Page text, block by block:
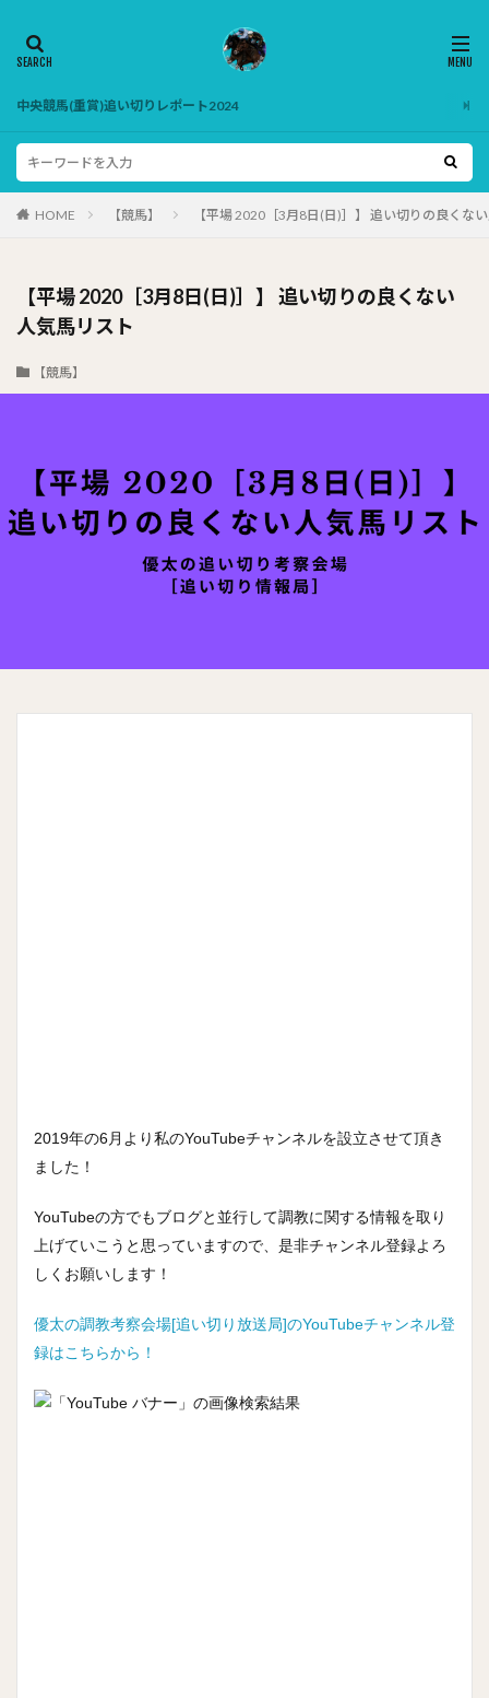
中央競馬(重賞)追い切りレポート2024
HOME 【競馬】 【平場 2020［3月8日(日)］】 追い切りの良くな
【平場 2020［3月8日(日)］】 追い切りの良くない
人気馬リスト
【競馬】
2019年の6月より私のYouTubeチャンネルを設立させて頂き
ました！
YouTubeの方でもブログと並行して調教に関する情報を取り
上げていこうと思っていますので、是非チャンネル登録よろ
しくお願いします！
優太の調教考察会場[追い切り放送局]のYouTubeチャンネル登
録はこちらから！